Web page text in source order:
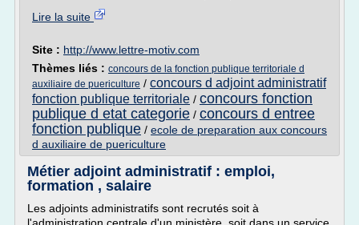
Lire la suite
Site : http://www.lettre-motiv.com
Thèmes liés : concours de la fonction publique territoriale d
auxiliaire de puericulture / concours d adjoint administratif
fonction publique territoriale / concours fonction
publique d etat categorie / concours d entree
fonction publique / ecole de preparation aux concours
d auxiliaire de puericulture
Métier adjoint administratif : emploi,
formation , salaire
Les adjoints administratifs sont recrutés soit à